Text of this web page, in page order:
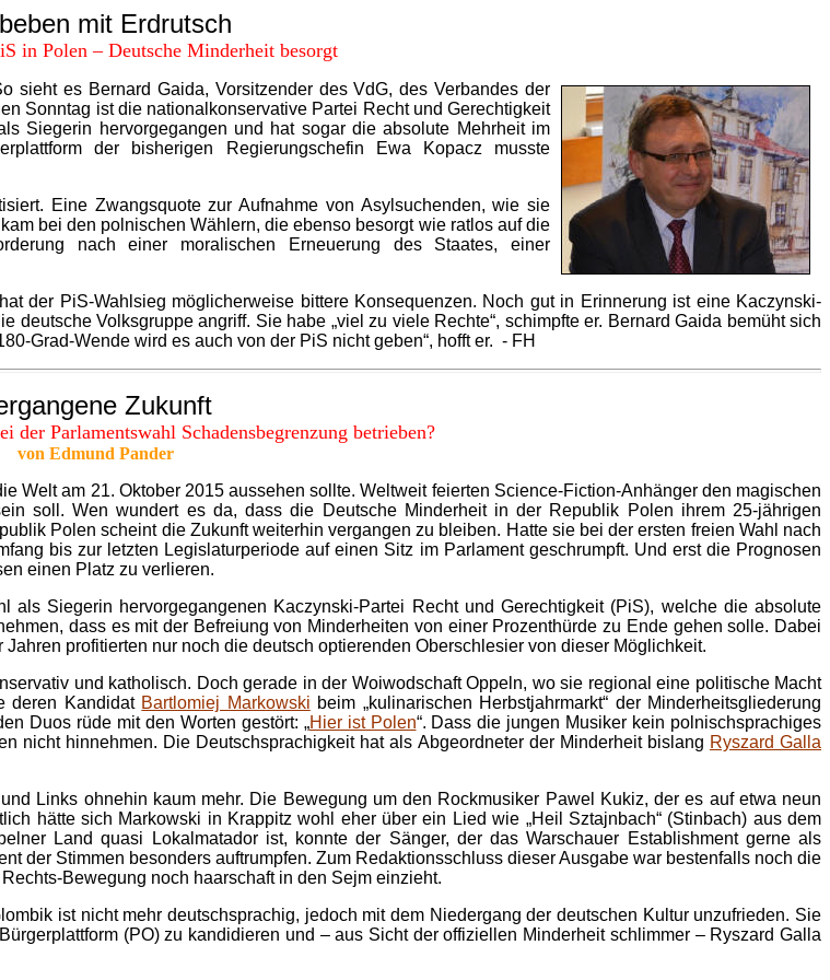
mit Erdrutsch
in Polen – Deutsche Minderheit besorgt
sieht es Bernard Gaida, Vorsitzender des VdG, des Verbandes der
Sonntag ist die nationalkonservative Partei Recht und Gerechtigkeit
Siegerin hervorgegangen und hat sogar die absolute Mehrheit im
der bisherigen Regierungschefin Ewa Kopacz musste
Eine Zwangsquote zur Aufnahme von Asylsuchenden, wie sie
bei den polnischen Wählern, die ebenso besorgt wie ratlos auf die
nach einer moralischen Erneuerung des Staates, einer
der PiS-Wahlsieg möglicherweise bittere Konsequenzen. Noch gut in Erinnerung ist eine Kaczynski-
Volksgruppe angriff. Sie habe „viel zu viele Rechte“, schimpfte er. Bernard Gaida bemüht sich
Grad-Wende wird es auch von der PiS nicht geben“, hofft er. - FH
Zukunft
der Parlamentswahl Schadensbegrenzung betrieben?
von Edmund Pander
Welt am 21. Oktober 2015 aussehen sollte. Weltweit feierten Science-Fiction-Anhänger den magischen
soll. Wen wundert es da, dass die Deutsche Minderheit in der Republik Polen ihrem 25-jährigen
Polen scheint die Zukunft weiterhin vergangen zu bleiben. Hatte sie bei der ersten freien Wahl nach
bis zur letzten Legislaturperiode auf einen Sitz im Parlament geschrumpft. Und erst die Prognosen
einen Platz zu verlieren.
Siegerin hervorgegangenen Kaczynski-Partei Recht und Gerechtigkeit (PiS), welche die absolute
dass es mit der Befreiung von Minderheiten von einer Prozenthürde zu Ende gehen solle. Dabei
profitierten nur noch die deutsch optierenden Oberschlesier von dieser Möglichkeit.
und katholisch. Doch gerade in der Woiwodschaft Oppeln, wo sie regional eine politische Macht
deren Kandidat Bartlomiej Markowski beim „kulinarischen Herbstjahrmarkt“ der Minderheitsgliederung
Duos rüde mit den Worten gestört: „Hier ist Polen“. Dass die jungen Musiker kein polnischsprachiges
nicht hinnehmen. Die Deutschsprachigkeit hat als Abgeordneter der Minderheit bislang Ryszard Galla
Links ohnehin kaum mehr. Die Bewegung um den Rockmusiker Pawel Kukiz, der es auf etwa neun
hätte sich Markowski in Krappitz wohl eher über ein Lied wie „Heil Sztajnbach“ (Stinbach) aus dem
Land quasi Lokalmatador ist, konnte der Sänger, der das Warschauer Establishment gerne als
der Stimmen besonders auftrumpfen. Zum Redaktionsschluss dieser Ausgabe war bestenfalls noch die
Bewegung noch haarschaft in den Sejm einzieht.
ist nicht mehr deutschsprachig, jedoch mit dem Niedergang der deutschen Kultur unzufrieden. Sie
(PO) zu kandidieren und – aus Sicht der offiziellen Minderheit schlimmer – Ryszard Galla